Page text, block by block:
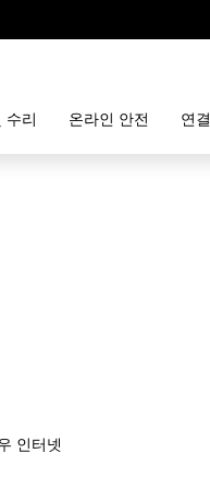
수리 온라인 안전 연
인터넷